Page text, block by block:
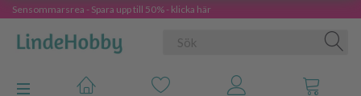
Sensommarsrea - Spara upp till 50% - klicka här
Ändra navigering